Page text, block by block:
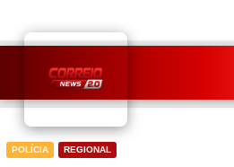
content
POLÍCIA REGIONAL